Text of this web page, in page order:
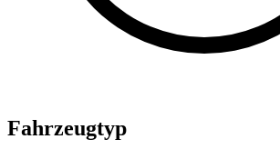
Fahrzeugtyp